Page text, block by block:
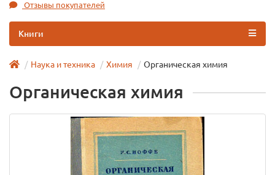
Отзывы покупателей
Книги
Наука и техника Химия Органическая химия
Органическая химия